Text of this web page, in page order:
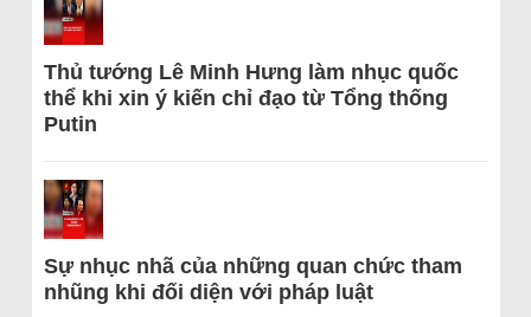
Thủ tướng Lê Minh Hưng làm nhục quốc
thể khi xin ý kiến chỉ đạo từ Tổng thống
Putin
Sự nhục nhã của những quan chức tham
nhũng khi đối diện với pháp luật